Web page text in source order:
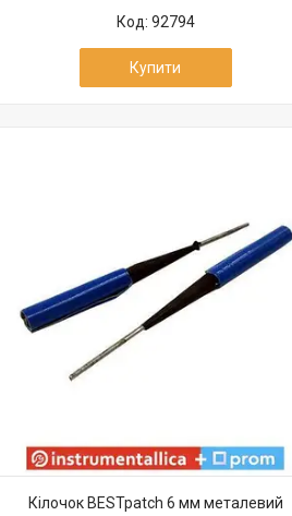
92794
Купити
Кілочок BESTpatch 6 мм металевий